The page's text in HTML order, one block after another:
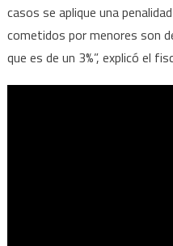
casos se aplique una
cometidos por menores son
que es de un 3%”, explicó el